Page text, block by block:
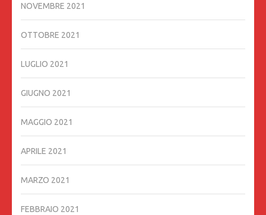
NOVEMBRE 2021
OTTOBRE 2021
LUGLIO 2021
GIUGNO 2021
MAGGIO 2021
APRILE 2021
MARZO 2021
FEBBRAIO 2021